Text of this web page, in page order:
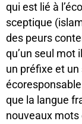
qui est lié à
sceptique
des peurs
qu’un seul mot
un préfixe et
que la langue
nouveaux mots